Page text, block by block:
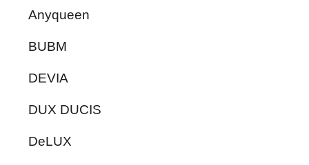
Anyqueen
BUBM
DEVIA
DUX DUCIS
DeLUX